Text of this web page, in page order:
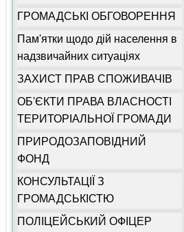
ГРОМАДСЬКІ ОБГОВОРЕННЯ
Пам'ятки щодо дій населення в
надзвичайних ситуаціях
ЗАХИСТ ПРАВ СПОЖИВАЧІВ
ОБ'ЄКТИ ПРАВА ВЛАСНОСТІ
ТЕРИТОРІАЛЬНОЇ ГРОМАДИ
ПРИРОДОЗАПОВІДНИЙ
ФОНД
КОНСУЛЬТАЦІЇ З
ГРОМАДСЬКІСТЮ
ПОЛІЦЕЙСЬКИЙ ОФІЦЕР